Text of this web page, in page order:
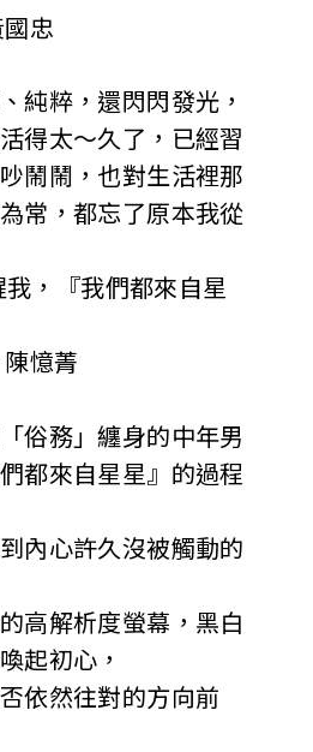
忠
純粹，還閃閃發光，
得太～久了，已經習
鬧鬧，也對生活裡那
常，都忘了原本我從
，『我們都來自星
憶菁
俗務」纏身的中年男
都來自星星』的過程
內心許久沒被觸動的
高解析度螢幕，黑白
起初心，
依然往對的方向前